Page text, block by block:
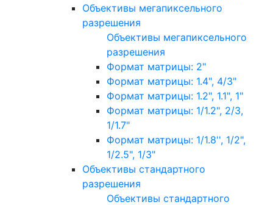
Объективы мегапиксельного
разрешения
Объективы мегапиксельного
разрешения
Формат матрицы: 2"
Формат матрицы: 1.4", 4/3"
Формат матрицы: 1.2", 1.1", 1"
Формат матрицы: 1/1.2", 2/3,
1/1.7"
Формат матрицы: 1/1.8'', 1/2",
1/2.5", 1/3"
Объективы стандартного
разрешения
Объективы стандартного